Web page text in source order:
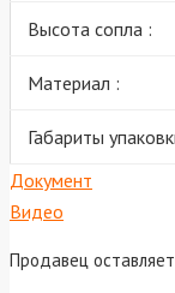
Высота сопла :
Материал :
Габариты
Документ
Видео
Продавец